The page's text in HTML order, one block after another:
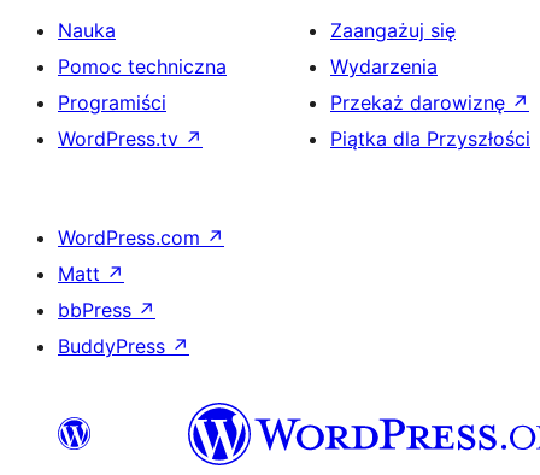
Nauka
Pomoc techniczna
Programiści
WordPress.tv ↗
Zaangażuj się
Wydarzenia
Przekaż darowiznę ↗
Piątka dla Przyszłości
WordPress.com ↗
Matt ↗
bbPress ↗
BuddyPress ↗